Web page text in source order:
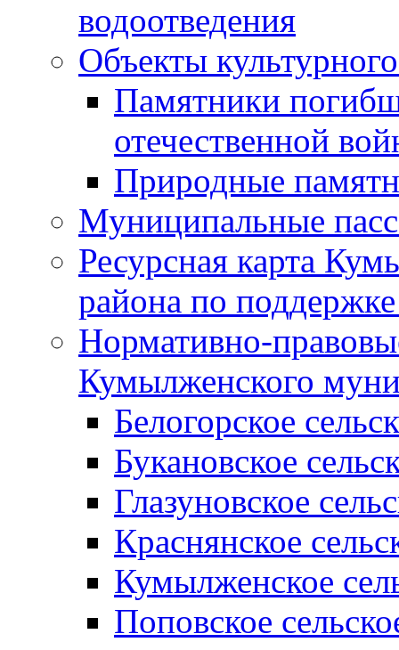
водоотведения
Объекты
Памятники
отечественной
Природные
Муниципальные
Ресурсная карта
района по
Нормативно-
Кумылженского
Белогорское
Букановское
Глазуновское
Краснянское
Кумылженское
Поповское